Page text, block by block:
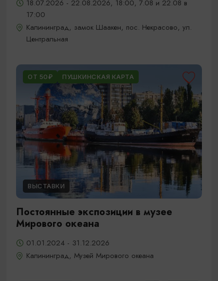
18.07.2026 - 22.08.2026, 18:00, 7.08 и 22.08 в
17:00
Калининград, замок Шаакен, пос. Некрасово, ул.
Центральная
ОТ 50₽ ПУШКИНСКАЯ КАРТА
ВЫСТАВКИ
Постоянные экспозиции в музее
Мирового океана
01.01.2024 - 31.12.2026
Калининград, Музей Мирового океана